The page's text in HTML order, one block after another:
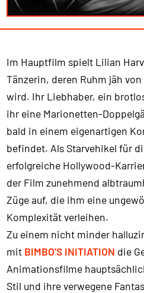
Im Hauptfilm spielt Lilian
Tänzerin, deren Ruhm jäh
wird. Ihr Liebhaber, ein
ihr eine Marionetten-
bald in einem eigenartigen
befindet. Als Starvehikel für
erfolgreiche Hollywood-
der Film zunehmend
Züge auf, die ihm eine
Komplexität verleihen.
Zu einem nicht minder
mit BIMBO’S INITIATION die
Animationsfilme
Stil und ihre verwegene